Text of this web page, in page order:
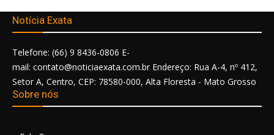
Notícia Exata
Telefone: (66) 9 8436-0806 E-
mail: contato@noticiaexata.com.br Endereço: Rua A-4, nº 412,
Setor A, Centro, CEP: 78580-000, Alta Floresta - Mato Grosso
Sobre nós